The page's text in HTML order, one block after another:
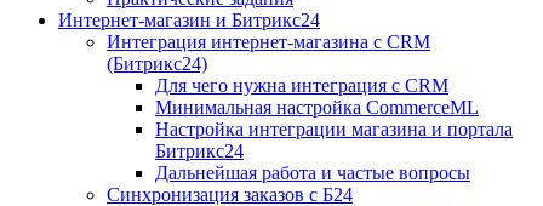
Интернет-магазин и Битрикс24
Интеграция интернет-магазина с CRM
(Битрикс24)
Для чего нужна интеграция с CRM
Минимальная настройка CommerceML
Настройка интеграции магазина и портала
Битрикс24
Дальнейшая работа и частые вопросы
Синхронизация заказов с Б24